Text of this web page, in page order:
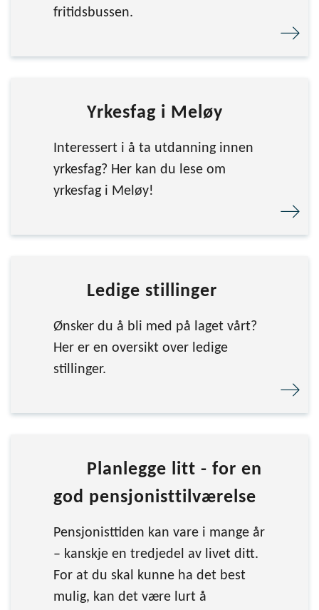
fritidsbussen.
Yrkesfag i Meløy
Interessert i å ta utdanning innen
yrkesfag? Her kan du lese om
yrkesfag i Meløy!
Ledige stillinger
Ønsker du å bli med på laget vårt?
Her er en oversikt over ledige
stillinger.
Planlegge litt - for en
god pensjonisttilværelse
Pensjonisttiden kan vare i mange år
– kanskje en tredjedel av livet ditt.
For at du skal kunne ha det best
mulig, kan det være lurt å